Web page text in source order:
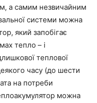
а самим незвичайним
системи можна
який запобігає
тепло – і
теплової
часу (до шести
на потреби
можна